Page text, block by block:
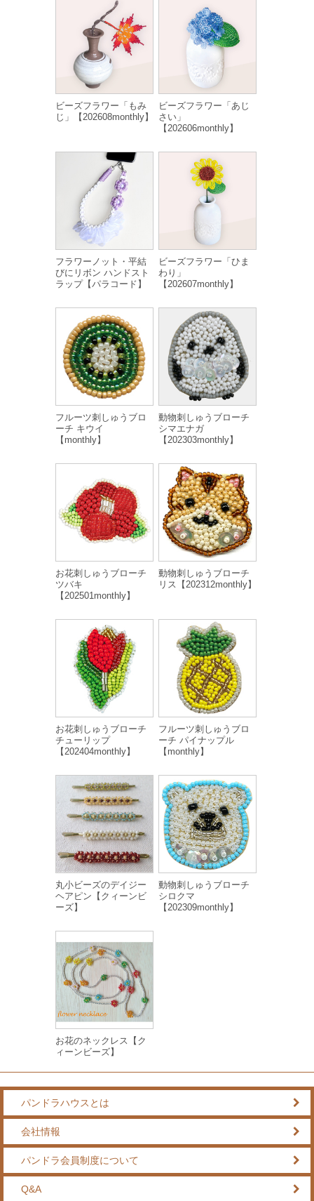
ビーズフラワー「もみ
じ」【202608monthly】
ビーズフラワー「あじ
さい」
【202606monthly】
フラワーノット・平結
びにリボン ハンドスト
ラップ【パラコード】
ビーズフラワー「ひま
わり」
【202607monthly】
フルーツ刺しゅうブロ
ーチ キウイ
【monthly】
動物刺しゅうブローチ
シマエナガ
【202303monthly】
お花刺しゅうブローチ
ツバキ
【202501monthly】
動物刺しゅうブローチ
リス【202312monthly】
お花刺しゅうブローチ
チューリップ
【202404monthly】
フルーツ刺しゅうブロ
ーチ パイナップル
【monthly】
丸小ビーズのデイジー
ヘアピン【クィーンビ
ーズ】
動物刺しゅうブローチ
シロクマ
【202309monthly】
お花のネックレス【ク
ィーンビーズ】
パンドラハウスとは
会社情報
パンドラ会員制度について
Q&A